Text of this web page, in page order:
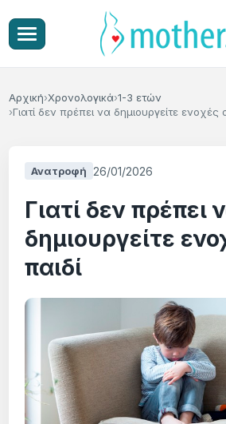
Αρχική Χρονολογικά 1-3 ετών
Γιατί δεν πρέπει να δημιουργείτε ενοχές
Ανατροφή 26/01/2026
Γιατί δεν πρέπει
δημιουργείτε
παιδί